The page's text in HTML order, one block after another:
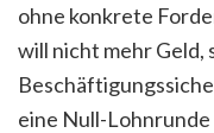
ohne konkrete
will nicht mehr Geld,
eine Null-